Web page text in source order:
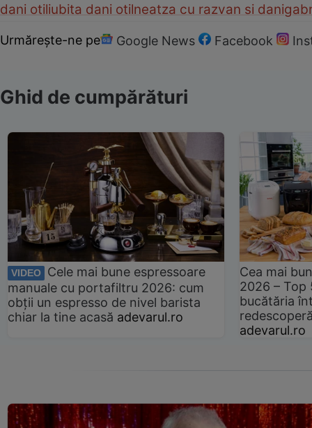
dani otiliubita dani otilneatza cu razvan si dani
Urmărește-ne pe Google News Facebook
Ghid de cumpărături
VIDEO
Cele mai bune espressoare
manuale cu portafiltru 2026: cum
obții un espresso de nivel barista
chiar la tine acasă adevarul.ro
Cea mai
2026 –
bucătăria
adevarul.ro